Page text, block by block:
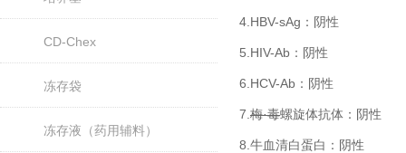
CD-Chex
冻存袋
冻存液（药用辅料）
4.HBV-sAg：阴性
5.HIV-Ab：阴性
6.HCV-Ab：阴性
7. 梅·毒螺旋体抗体：阴性
8.牛血清白蛋白：阴性